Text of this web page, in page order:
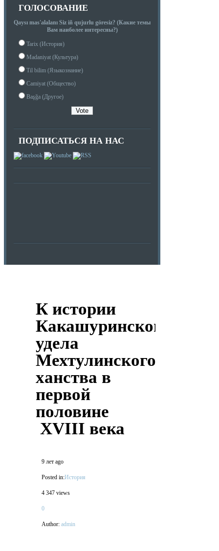
ГОЛОСОВАНИЕ
Qaysı mas'alalanı Siz iñ qujurlu göresiz? (Какие темы
Вам наиболее интересны?)
Tarix (История)
Madaniyat (Культура)
Til bilim (Языкознание)
Camiyat (Общество)
Başğa (Другое)
ПОДПИСАТЬСЯ НА НАС
К истории
Какашуринского
удела
Мехтулинского
ханства в
первой
половине
XVIII века
9 лет ago
Posted in:История
4 347 views
0
Author: admin